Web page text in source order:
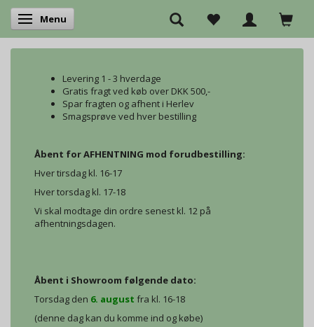
Skifte navigation
Menu
Levering 1 - 3 hverdage
Gratis fragt ved køb over DKK 500,-
Spar fragten og afhent i Herlev
Smagsprøve ved hver bestilling
Åbent for AFHENTNING mod forudbestilling:
Hver tirsdag kl. 16-17
Hver torsdag kl. 17-18
Vi skal modtage din ordre senest kl. 12 på
afhentningsdagen.
Åbent i Showroom følgende dato:
Torsdag den 6. august fra kl. 16-18
(denne dag kan du komme ind og købe)